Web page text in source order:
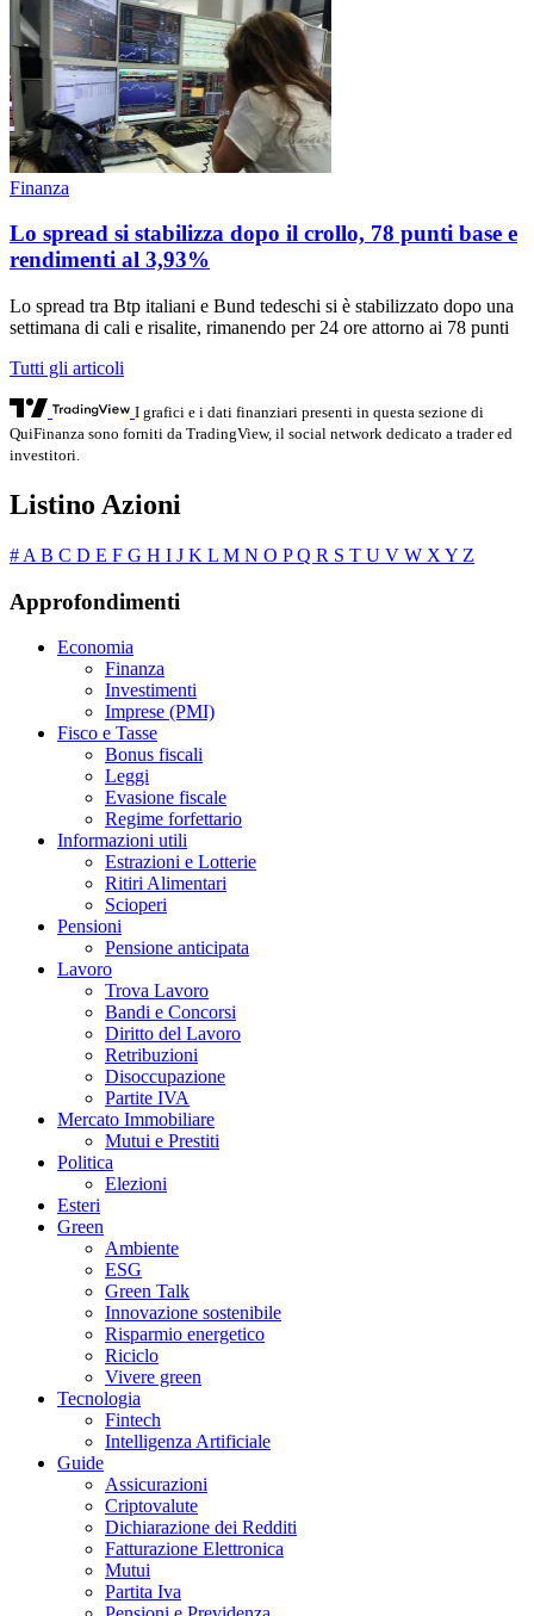
Finanza
Lo spread si stabilizza dopo il crollo, 78 punti base e
rendimenti al 3,93%
Lo spread tra Btp italiani e Bund tedeschi si è stabilizzato dopo una
settimana di cali e risalite, rimanendo per 24 ore attorno ai 78 punti
Tutti gli articoli
I grafici e i dati finanziari presenti in questa sezione di
QuiFinanza sono forniti da TradingView, il social network dedicato a trader ed
investitori.
Listino Azioni
# A B C D E F G H I J K L M N O PQ R S T U V W X Y Z
Approfondimenti
Economia
Finanza
Investimenti
Imprese (PMI)
Fisco e Tasse
Bonus fiscali
Leggi
Evasione fiscale
Regime forfettario
Informazioni utili
Estrazioni e Lotterie
Ritiri Alimentari
Scioperi
Pensioni
Pensione anticipata
Lavoro
Trova Lavoro
Bandi e Concorsi
Diritto del Lavoro
Retribuzioni
Disoccupazione
Partite IVA
Mercato Immobiliare
Mutui e Prestiti
Politica
Elezioni
Esteri
Green
Ambiente
ESG
Green Talk
Innovazione sostenibile
Risparmio energetico
Riciclo
Vivere green
Tecnologia
Fintech
Intelligenza Artificiale
Guide
Assicurazioni
Criptovalute
Dichiarazione dei Redditi
Fatturazione Elettronica
Mutui
Partita Iva